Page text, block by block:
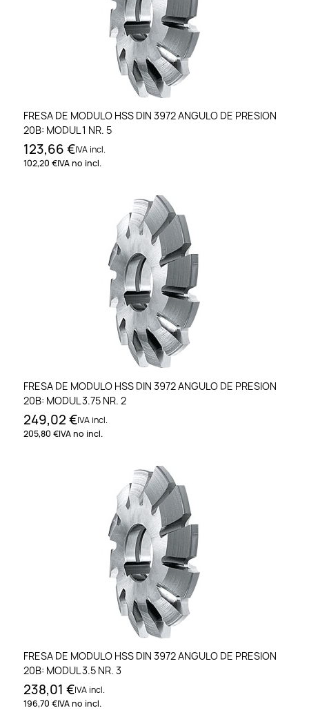
FRESA DE MODULO HSS DIN 3972 ANGULO DE PRESION
20B: MODUL 1 NR. 5
123,66 €IVA incl.
102,20 €IVA no incl.
FRESA DE MODULO HSS DIN 3972 ANGULO DE PRESION
20B: MODUL 3.75 NR. 2
249,02 €IVA incl.
205,80 €IVA no incl.
FRESA DE MODULO HSS DIN 3972 ANGULO DE PRESION
20B: MODUL 3.5 NR. 3
238,01 €IVA incl.
196,70 €IVA no incl.